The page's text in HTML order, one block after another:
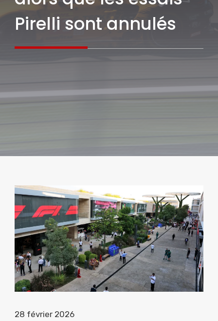
Pirelli sont annulés
28 février 2026